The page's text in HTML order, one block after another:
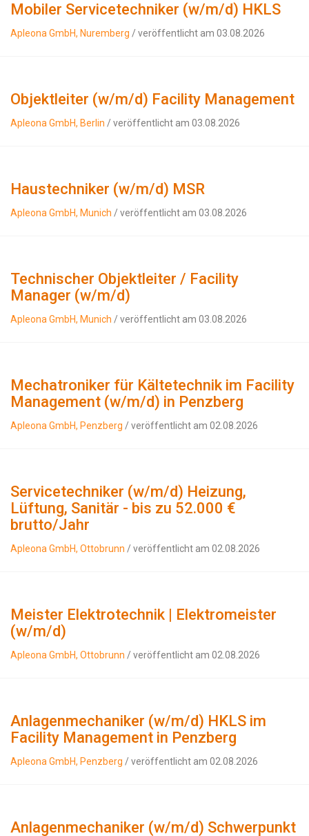
Mobiler Servicetechniker (w/m/d) HKLS
Apleona GmbH, Nuremberg / veröffentlicht am 03.08.2026
Objektleiter (w/m/d) Facility Management
Apleona GmbH, Berlin / veröffentlicht am 03.08.2026
Haustechniker (w/m/d) MSR
Apleona GmbH, Munich / veröffentlicht am 03.08.2026
Technischer Objektleiter / Facility
Manager (w/m/d)
Apleona GmbH, Munich / veröffentlicht am 03.08.2026
Mechatroniker für Kältetechnik im Facility
Management (w/m/d) in Penzberg
Apleona GmbH, Penzberg / veröffentlicht am 02.08.2026
Servicetechniker (w/m/d) Heizung,
Lüftung, Sanitär - bis zu 52.000 €
brutto/Jahr
Apleona GmbH, Ottobrunn / veröffentlicht am 02.08.2026
Meister Elektrotechnik | Elektromeister
(w/m/d)
Apleona GmbH, Ottobrunn / veröffentlicht am 02.08.2026
Anlagenmechaniker (w/m/d) HKLS im
Facility Management in Penzberg
Apleona GmbH, Penzberg / veröffentlicht am 02.08.2026
Anlagenmechaniker (w/m/d) Schwerpunkt